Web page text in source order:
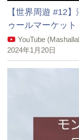
【世界周遊 #12
ゥールマーケッ
YouTube
2024年1月20日